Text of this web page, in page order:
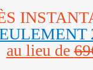
au lieu de